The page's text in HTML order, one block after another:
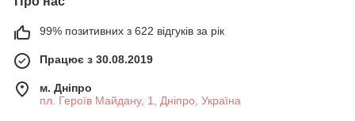
99% позитивних з 622 відгуків за рік
Працює з 30.08.2019
м. Дніпро
пл. Героїв Майдану, 1, Дніпро, Україна